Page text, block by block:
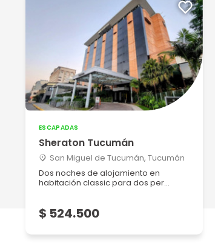
ESCAPADAS
Sheraton Tucumán
San Miguel de Tucumán, Tucumán
Dos noches de alojamiento en
habitación classic para dos per...
$ 524.500